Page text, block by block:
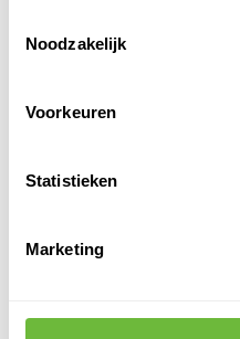
Noodzakelijk
Voorkeuren
Statistieken
Marketing
EAN
Eenheid
PRODUCT QUESTIONS